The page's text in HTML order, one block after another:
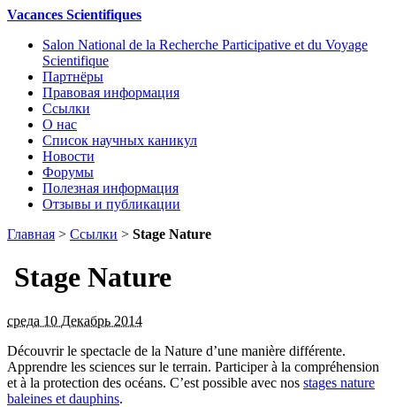
Vacances Scientifiques
Salon National de la Recherche Participative et du Voyage
Scientifique
Партнёры
Правовая информация
Ссылки
О нас
Список научных каникул
Новости
Форумы
Полезная информация
Отзывы и публикации
Главная > Ссылки > Stage Nature
Stage Nature
среда 10 Декабрь 2014
Découvrir le spectacle de la Nature d’une manière différente.
Apprendre les sciences sur le terrain. Participer à la compréhension
et à la protection des océans. C’est possible avec nos stages nature
baleines et dauphins.